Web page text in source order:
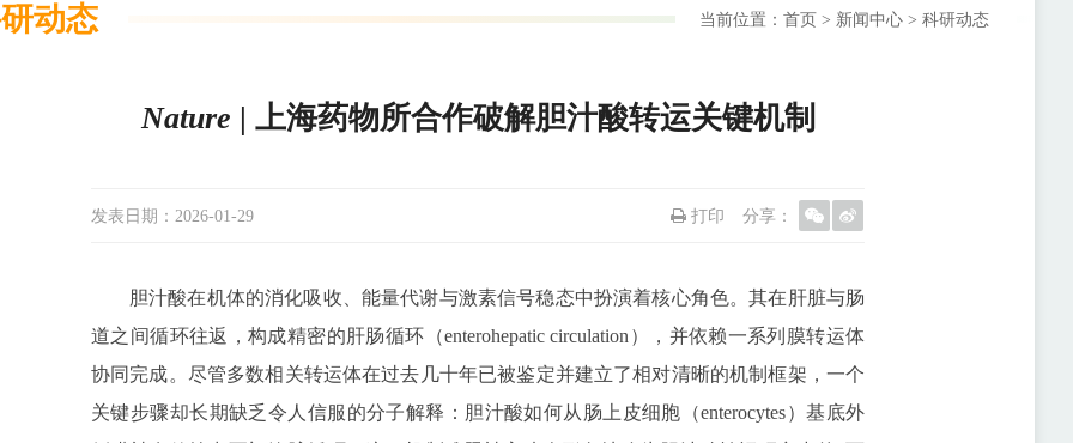
动态 当前位置： 首页 > 新闻中心 > 科研动态
Nature | 上海药物所合作破解胆汁酸转运关键机制
发表日期： 2026-01-29 分享：
打印
胆汁酸在机体的消化吸收、能量代谢与激素信号稳态中扮演着核心角色。其在肝脏与肠
道之间循环往返，构成精密的肝肠循环（enterohepatic circulation），并依赖一系列膜转运体
协同完成。尽管多数相关转运体在过去几十年已被鉴定并建立了相对清晰的机制框架，一个
关键步骤却长期缺乏令人信服的分子解释：胆汁酸如何从肠上皮细胞（enterocytes）基底外